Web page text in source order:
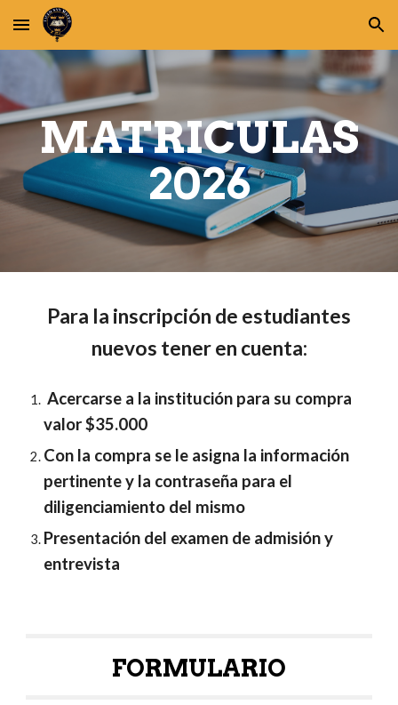
Skip to main content Skip to navigation
MATRICULAS
2026
Para la inscripción de estudiantes
nuevos tener en cuenta:
Acercarse a la institución para su compra
valor $35.000
Con la compra se le asigna la información
pertinente y la contraseña para el
diligenciamiento del mismo
Presentación del examen de admisión y
entrevista
FORMULARIO